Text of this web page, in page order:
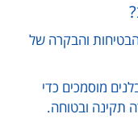
והבקרה של
מוסמכים כדי
תקינה ובטוחה.